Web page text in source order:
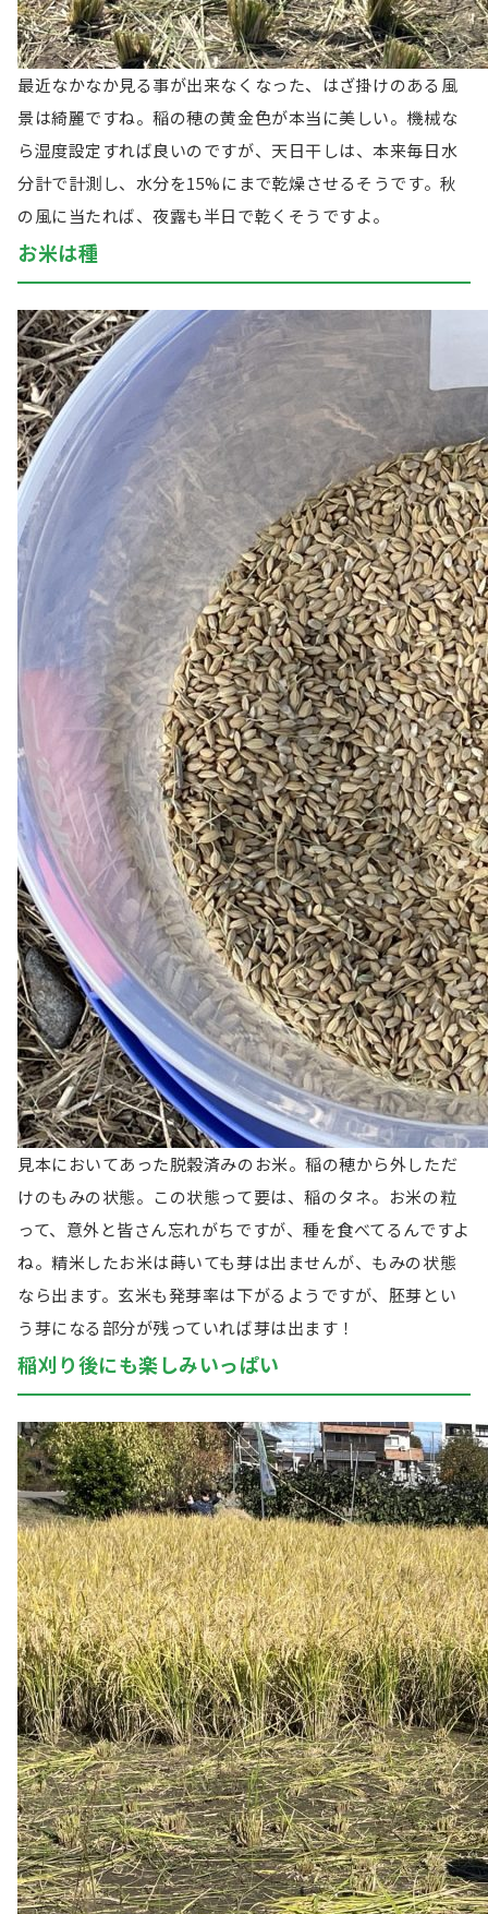
最近なかなか見る事が出来なくなった、はざ掛けのある風
景は綺麗ですね。稲の穂の黄金色が本当に美しい。機械な
ら湿度設定すれば良いのですが、天日干しは、本来毎日水
分計で計測し、水分を15%にまで乾燥させるそうです。秋
の風に当たれば、夜露も半日で乾くそうですよ。
お米は種
見本においてあった脱穀済みのお米。稲の穂から外しただ
けのもみの状態。この状態って要は、稲のタネ。お米の粒
って、意外と皆さん忘れがちですが、種を食べてるんですよ
ね。精米したお米は蒔いても芽は出ませんが、もみの状態
なら出ます。玄米も発芽率は下がるようですが、胚芽とい
う芽になる部分が残っていれば芽は出ます！
稲刈り後にも楽しみいっぱい